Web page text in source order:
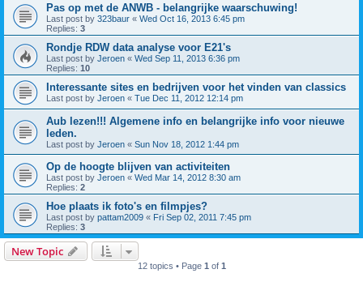
Pas op met de ANWB - belangrijke waarschuwing!
Last post by 323baur « Wed Oct 16, 2013 6:45 pm
Replies: 3
Rondje RDW data analyse voor E21's
Last post by Jeroen « Wed Sep 11, 2013 6:36 pm
Replies: 10
Interessante sites en bedrijven voor het vinden van classics
Last post by Jeroen « Tue Dec 11, 2012 12:14 pm
Aub lezen!!! Algemene info en belangrijke info voor nieuwe
leden.
Last post by Jeroen « Sun Nov 18, 2012 1:44 pm
Op de hoogte blijven van activiteiten
Last post by Jeroen « Wed Mar 14, 2012 8:30 am
Replies: 2
Hoe plaats ik foto's en filmpjes?
Last post by pattam2009 « Fri Sep 02, 2011 7:45 pm
Replies: 3
New Topic
12 topics • Page 1 of 1